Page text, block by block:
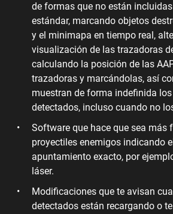
de formas que no están
estándar, marcando objetos
y el minimapa en tiempo real,
visualización de las trazadoras
calculando la posición de las
trazadoras y marcándolas, así
muestran de forma indefinida
detectados, incluso cuando no
Software que hace que sea más
proyectiles enemigos indicando
apuntamiento exacto, por
láser.
Modificaciones que te avisan
detectados están recargando o